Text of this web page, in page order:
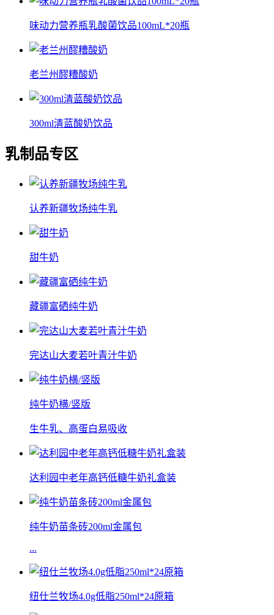
味动力营养瓶乳酸菌饮品100mL*20瓶
老兰州醪糟酸奶
300ml清蓝酸奶饮品
乳制品专区
认养新疆牧场纯牛乳
甜牛奶
藏疆富硒纯牛奶
完达山大麦若叶青汁牛奶
纯牛奶横/竖版
生牛乳、高蛋白易吸收
达利园中老年高钙低糖牛奶礼盒装
纯牛奶苗条砖200ml金属包
...
纽仕兰牧场4.0g低脂250ml*24原箱